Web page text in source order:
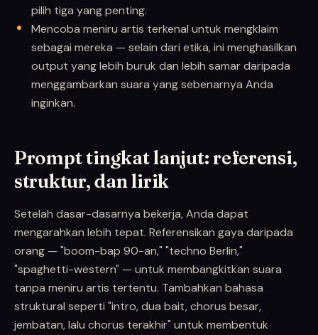
pilih tiga yang penting.
Mencoba meniru artis terkenal untuk mengklaim
sebagai mereka — selain dari etika, ini menghasilkan
output yang lebih buruk dan lebih samar daripada
menggambarkan suara yang sebenarnya Anda
inginkan.
Prompt tingkat lanjut: referensi,
struktur, dan lirik
Setelah dasar-dasarnya bekerja, Anda dapat
mengarahkan lebih tepat. Referensikan gaya daripada
orang — "boom-bap 90-an," "techno Berlin,"
"spaghetti-western" — untuk membangkitkan suara
tanpa meniru artis tertentu. Tambahkan bahasa
struktural seperti "intro, dua bait, chorus besar,
jembatan, lalu chorus terakhir" untuk membentuk